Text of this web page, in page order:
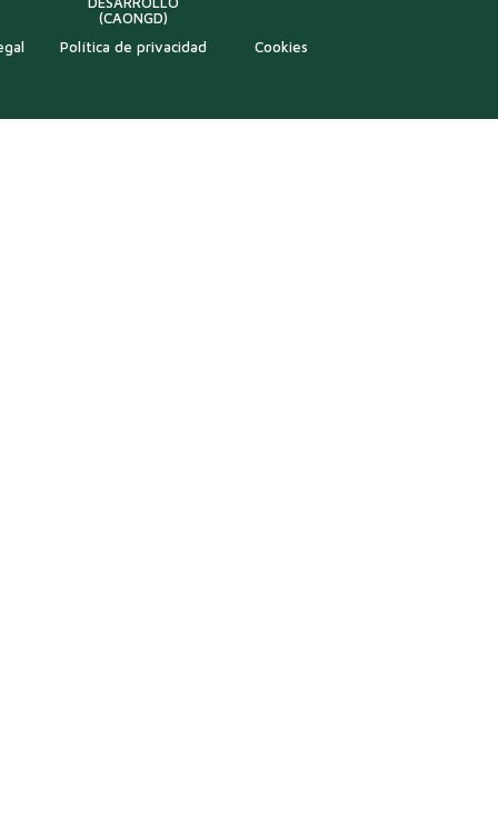
(CAONGD)
Política de privacidad Cookies